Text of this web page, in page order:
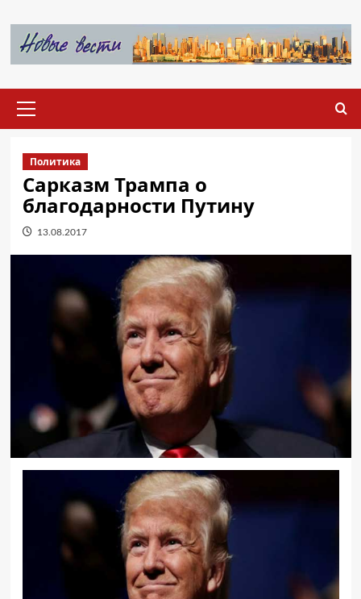
содержимому
меню
Политика
Сарказм Трампа о
благодарности Путину
13.08.2017